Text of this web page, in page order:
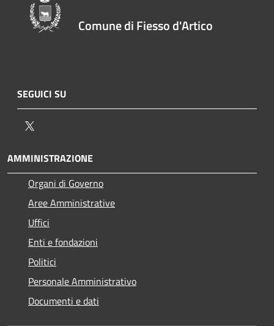
Comune di Fiesso d'Artico
SEGUICI SU
AMMINISTRAZIONE
Organi di Governo
Aree Amministrative
Uffici
Enti e fondazioni
Politici
Personale Amministrativo
Documenti e dati